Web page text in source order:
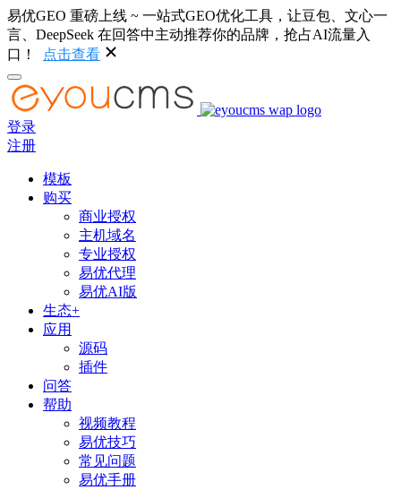
易优GEO 重磅上线 ~ 一站式GEO优化工具，让豆包、文心一
言、DeepSeek 在回答中主动推荐你的品牌，抢占AI流量入
口！
点击查看
登录
注册
模板
购买
商业授权
主机域名
专业授权
易优代理
易优AI版
生态+
应用
源码
插件
问答
帮助
视频教程
易优技巧
常见问题
易优手册